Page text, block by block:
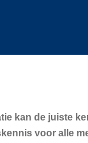
kan de juiste
voor alle